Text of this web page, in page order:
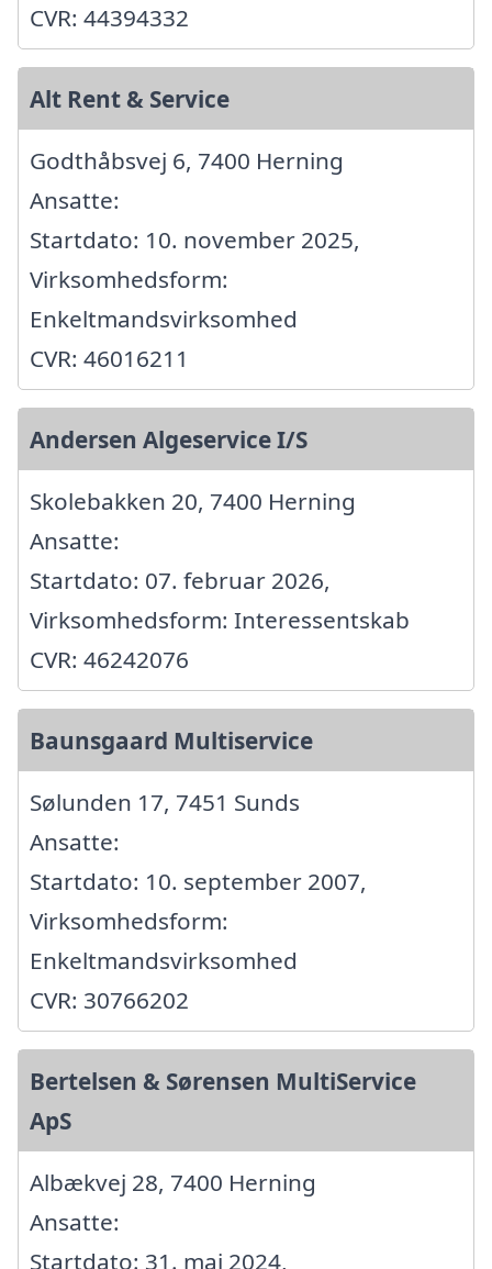
CVR: 44394332
Alt Rent & Service
Godthåbsvej 6, 7400 Herning
Ansatte:
Startdato: 10. november 2025,
Virksomhedsform:
Enkeltmandsvirksomhed
CVR: 46016211
Andersen Algeservice I/S
Skolebakken 20, 7400 Herning
Ansatte:
Startdato: 07. februar 2026,
Virksomhedsform: Interessentskab
CVR: 46242076
Baunsgaard Multiservice
Sølunden 17, 7451 Sunds
Ansatte:
Startdato: 10. september 2007,
Virksomhedsform:
Enkeltmandsvirksomhed
CVR: 30766202
Bertelsen & Sørensen MultiService
ApS
Albækvej 28, 7400 Herning
Ansatte:
Startdato: 31. maj 2024,